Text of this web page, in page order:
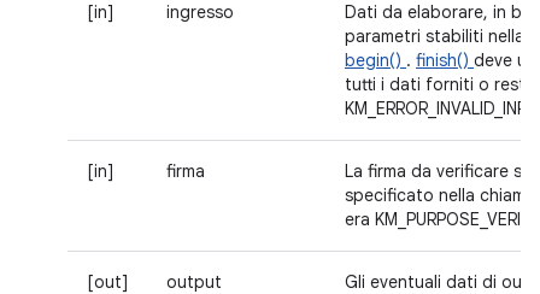
[in] ingresso
Dati da elaborare, in
parametri stabiliti nella
begin() . finish() deve
tutti i dati forniti o
[in] firma
La firma da verificare se
specificato nella
era
[out] output
Gli eventuali dati di